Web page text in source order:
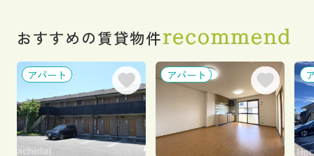
おすすめの賃貸物件
アパート アパート